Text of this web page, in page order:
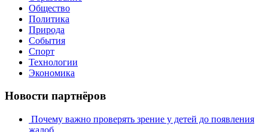
Общество
Политика
Природа
События
Спорт
Технологии
Экономика
Новости партнёров
Почему важно проверять зрение у детей до появления